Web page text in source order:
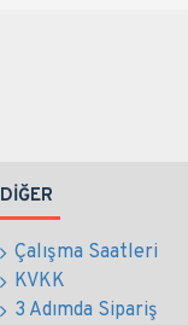
DIĞER
Çalışma Saatleri
KVKK
3 Adımda Sipariş